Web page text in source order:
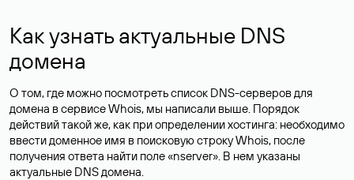
Как узнать актуальные DNS
домена
О том, где можно посмотреть список DNS-серверов для
домена в сервисе Whois, мы написали выше. Порядок
действий такой же, как при определении хостинга: необходимо
ввести доменное имя в поисковую строку Whois, после
получения ответа найти поле «nserver». В нем указаны
актуальные DNS домена.